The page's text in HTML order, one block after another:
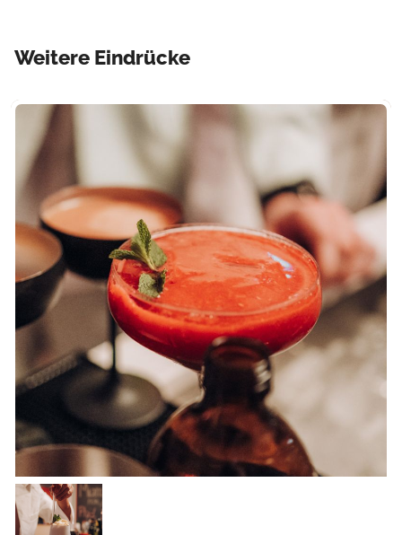
Weitere Eindrücke